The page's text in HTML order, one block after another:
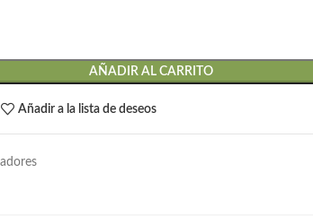
AÑADIR AL CARRITO
Añadir a la lista de deseos